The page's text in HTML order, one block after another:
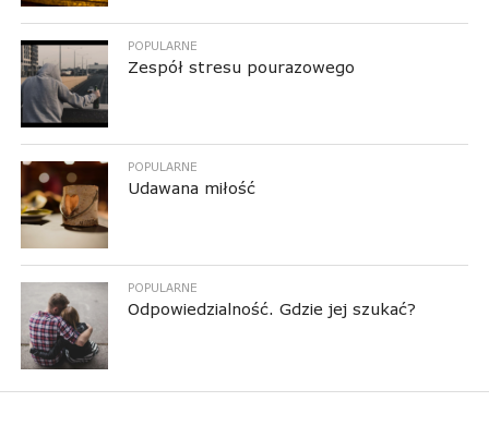
POPULARNE
Zespół stresu pourazowego
POPULARNE
Udawana miłość
POPULARNE
Odpowiedzialność. Gdzie jej szukać?